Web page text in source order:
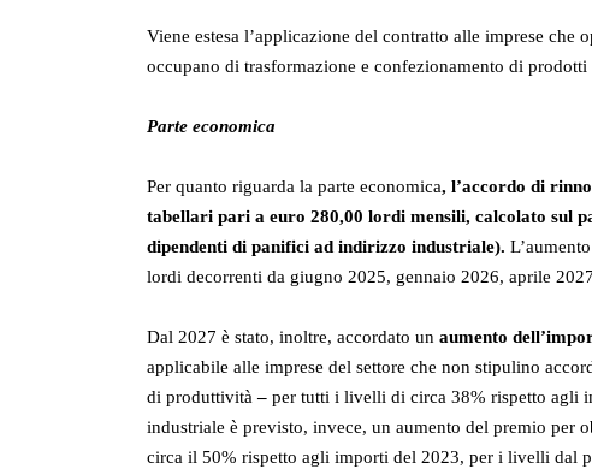
Viene estesa l’applicazione del contratto alle imprese che
occupano di trasformazione e confezionamento di
Parte economica
Per quanto riguarda la parte economica, l’accordo di
tabellari pari a euro 280,00 lordi mensili, calcolato sul
dipendenti di panifici ad indirizzo industriale).
lordi decorrenti da giugno 2025, gennaio 2026, aprile
Dal 2027 è stato, inoltre, accordato un aumento
applicabile alle imprese del settore che non stipulino
di produttività– per tutti i livelli di circa 38% rispetto agli
industriale è previsto, invece, un aumento del premio per
circa il 50% rispetto agli importi del 2023, per i livelli dal